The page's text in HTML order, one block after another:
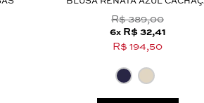
R$ 389,00
6x R$ 32,41
R$ 194,50